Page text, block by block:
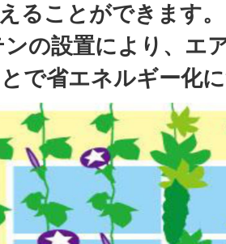
ることができます。
の設置により、エ
で省エネルギー化